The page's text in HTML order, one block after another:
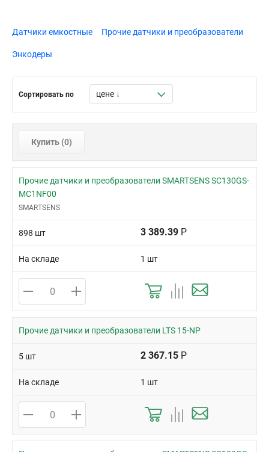
Датчики емкостные Прочие датчики и преобразователи
Энкодеры
Сортировать по
Купить (0)
Прочие датчики и преобразователи SMARTSENS SC130GS-
MC1NF00
SMARTSENS
898 шт 3 389.39 Р
На складе 1 шт
Прочие датчики и преобразователи LTS 15-NP
5 шт 2 367.15 Р
На складе 1 шт